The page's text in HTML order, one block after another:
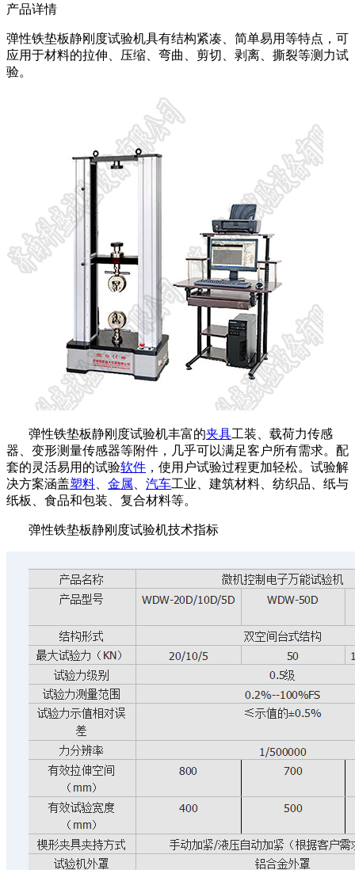
产品详情
弹性铁垫板静刚度试验机具有结构紧凑、简单易用等特点，可
应用于材料的拉伸、压缩、弯曲、剪切、剥离、撕裂等测力试
验。
弹性铁垫板静刚度试验机丰富的夹具工装、载荷力传感
器、变形测量传感器等附件，几乎可以满足客户所有需求。配
套的灵活易用的试验软件 ，使用户试验过程更加轻松。试验解
决方案涵盖塑料 金属 汽车工业、建筑材料、纺织品、纸与
纸板、食品和包装、复合材料等。
弹性铁垫板静刚度试验机技术指标